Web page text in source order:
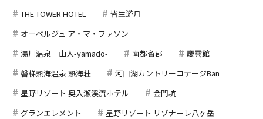
THE TOWER HOTEL
皆生游月
オーベルジュ ア・マ・ファソン
湯川温泉 山人-yamado-
南都留郡
慶雲館
磐梯熱海温泉 熱海荘
河口湖カントリーコテージBan
星野リゾート 奥入瀬渓流ホテル
金門坑
グランエレメント
星野リゾート リゾナーレ八ヶ岳